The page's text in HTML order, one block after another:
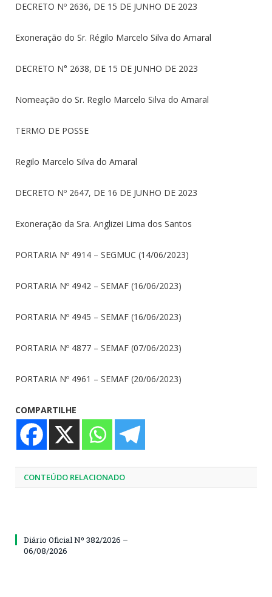
DECRETO Nº 2636, DE 15 DE JUNHO DE 2023
Exoneração do Sr. Régilo Marcelo Silva do Amaral
DECRETO N° 2638, DE 15 DE JUNHO DE 2023
Nomeação do Sr. Regilo Marcelo Silva do Amaral
TERMO DE POSSE
Regilo Marcelo Silva do Amaral
DECRETO Nº 2647, DE 16 DE JUNHO DE 2023
Exoneração da Sra. Anglizei Lima dos Santos
PORTARIA Nº 4914 – SEGMUC (14/06/2023)
PORTARIA Nº 4942 – SEMAF (16/06/2023)
PORTARIA Nº 4945 – SEMAF (16/06/2023)
PORTARIA Nº 4877 – SEMAF (07/06/2023)
PORTARIA Nº 4961 – SEMAF (20/06/2023)
COMPARTILHE
CONTEÚDO RELACIONADO
Diário Oficial Nº 382/2026 –
06/08/2026